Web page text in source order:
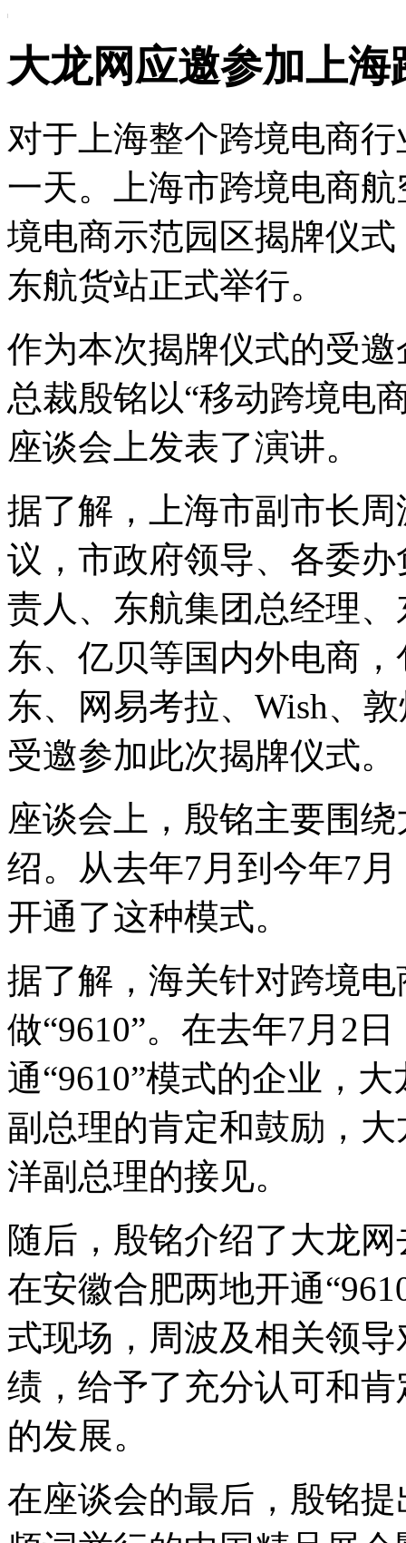
大龙网应邀参加上
对于上海整个跨境电商
一天。上海市跨境电商
境电商示范园区揭牌仪
东航货站正式举行。
作为本次揭牌仪式的受
总裁殷铭以“移动跨境电
座谈会上发表了演讲。
据了解，上海市副市长
议，市政府领导、各委
责人、东航集团总经理
东、亿贝等国内外电商
东、网易考拉、Wish、
受邀参加此次揭牌仪式。
座谈会上，殷铭主要围
绍。从去年7月到今年7
开通了这种模式。
据了解，海关针对跨境
做“9610”。在去年7月2
通“9610”模式的企业，
副总理的肯定和鼓励，
洋副总理的接见。
随后，殷铭介绍了大龙
在安徽合肥两地开通
式现场，周波及相关领
绩，给予了充分认可和
的发展。
在座谈会的最后，殷铭